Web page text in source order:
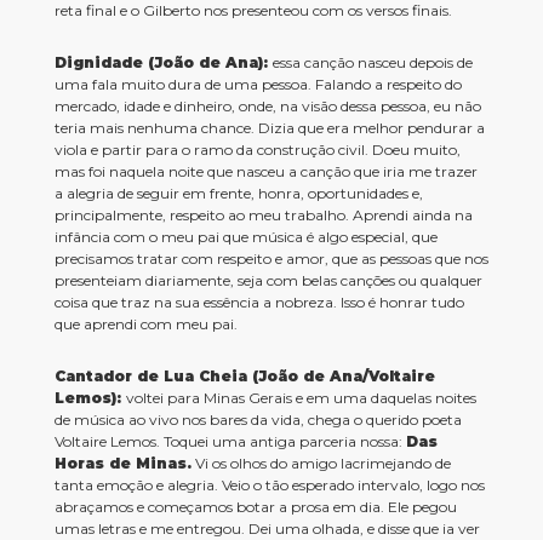
reta final e o Gilberto nos presenteou com os versos finais.
Dignidade (João de Ana): essa canção nasceu depois de
uma fala muito dura de uma pessoa. Falando a respeito do
mercado, idade e dinheiro, onde, na visão dessa pessoa, eu não
teria mais nenhuma chance. Dizia que era melhor pendurar a
viola e partir para o ramo da construção civil. Doeu muito,
mas foi naquela noite que nasceu a canção que iria me trazer
a alegria de seguir em frente, honra, oportunidades e,
principalmente, respeito ao meu trabalho. Aprendi ainda na
infância com o meu pai que música é algo especial, que
precisamos tratar com respeito e amor, que as pessoas que nos
presenteiam diariamente, seja com belas canções ou qualquer
coisa que traz na sua essência a nobreza. Isso é honrar tudo
que aprendi com meu pai.
Cantador de Lua Cheia (João de Ana/Voltaire
Lemos): voltei para Minas Gerais e em uma daquelas noites
de música ao vivo nos bares da vida, chega o querido poeta
Voltaire Lemos. Toquei uma antiga parceria nossa: Das
Horas de Minas.Vi os olhos do amigo lacrimejando de
tanta emoção e alegria. Veio o tão esperado intervalo, logo nos
abraçamos e começamos botar a prosa em dia. Ele pegou
umas letras e me entregou. Dei uma olhada, e disse que ia ver